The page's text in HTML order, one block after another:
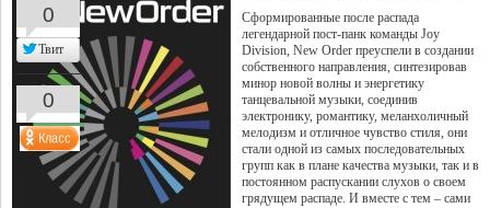
Сформированные после распада
легендарной пост-панк команды Joy
Division, New Order преуспели в создании
собственного направления, синтезировав
минор новой волны и энергетику
танцевальной музыки, соединив
электронику, романтику, меланхоличный
мелодизм и отличное чувство стиля, они
стали одной из самых последовательных
групп как в плане качества музыки, так и в
постоянном распускании слухов о своем
грядущем распаде. И вместе с тем – сами
0
Твит
0